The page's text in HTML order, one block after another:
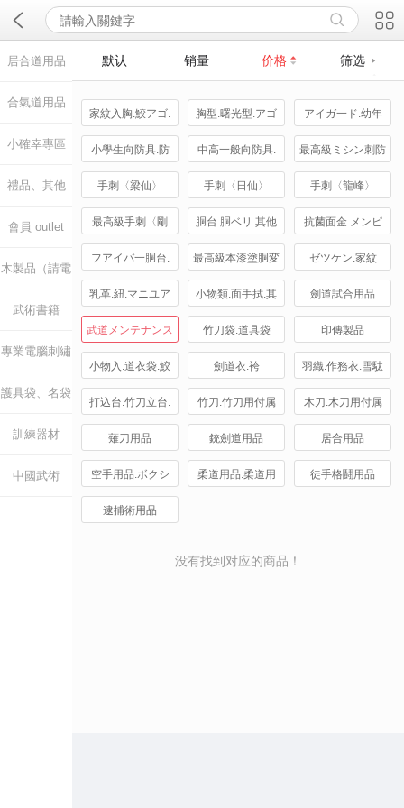

居合道用品
合氣道用品
小確幸專區
禮品、其他
會員 outlet
木製品（請電
洽）
武術書籍
專業電腦刺繡
雕刻
護具袋、名袋
訓練器材
中國武術
默认 销量 价格 筛选
家紋入胸.鮫アゴ. 胸型.曙光型.アゴ アイガ一ド.幼年
小學生向防具.防 中高一般向防具. 最高級ミシン刺防
手刺〈梁仙〉 手刺〈日仙〉 手刺〈龍峰〉
最高級手刺〈剛 胴台.胴ベリ.其他 抗菌面金.メンピ
フアイバ一胴台. 最高級本漆塗胴変 ゼツケン.家紋
乳革.紐.マニユア 小物類.面手拭.其 劍道試合用品
武道メンテナンス 竹刀袋.道具袋 印傳製品
小物入.道衣袋.鮫 劍道衣.袴 羽織.作務衣.雪駄
打込台.竹刀立台. 竹刀.竹刀用付属 木刀.木刀用付属
薙刀用品 銃劍道用品 居合用品
空手用品.ボクシ 柔道用品.柔道用 徒手格鬪用品
逮捕術用品
没有找到对应的商品！